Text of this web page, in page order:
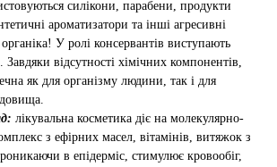
силікони, парабени, продукти
ароматизатори та інші агресивні
У ролі консервантів виступають
відсутності хімічних компонентів,
як для організму людини, так і для
лікувальна косметика діє на молекулярно-
з ефірних масел, вітамінів, витяжок з
в епідерміс, стимулює кровообіг,